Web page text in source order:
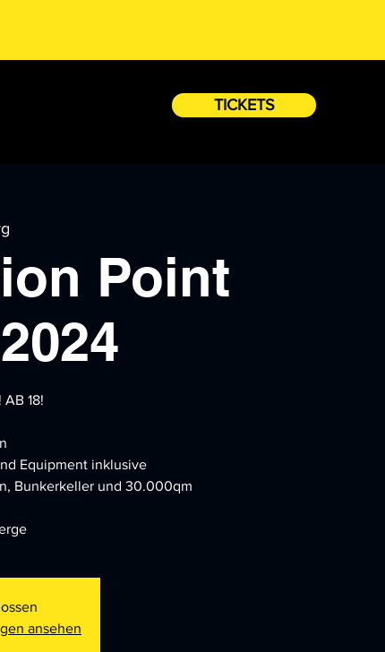
TICKETS
Point
18!
Equipment inklusive
Bunkerkeller und 30.000qm
ansehen